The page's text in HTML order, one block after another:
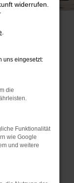
können:
deine
widerrufen.
uns eingesetzt:
die
Funktionalität
wie Google
und weitere